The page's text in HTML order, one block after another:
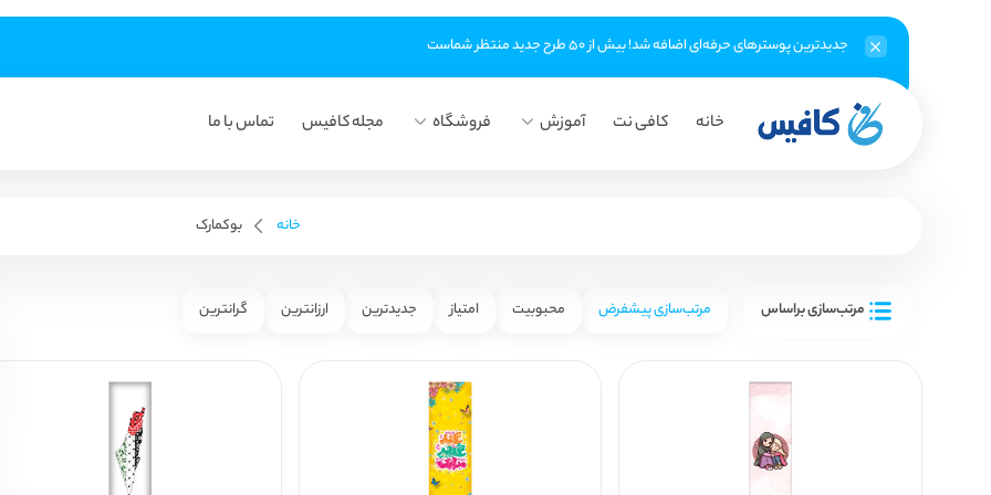
جدیدترین پوسترهای حرفه‌ای اضافه شد! بیش از ۵۰ طرح جدید منتظر شماست
خانه کافی نت آموزش فروشگاه مجله کافیس تماس با ما
خانه بوکمارک
مرتب‌سازی براساس مرتب‌سازی پیشفرض محبوبیت امتیاز جدیدترین ارزانترین گرانترین